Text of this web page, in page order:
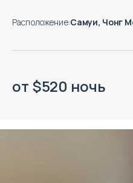
Расположение:Самуи, Чонг
от $520 ночь